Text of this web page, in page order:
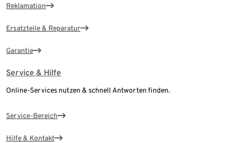
Reklamation
Ersatzteile & Reparatur
Garantie
Service & Hilfe
Online-Services nutzen & schnell Antworten finden.
Service-Bereich
Hilfe & Kontakt